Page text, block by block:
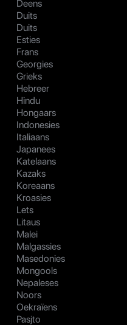
Deens
Duits
Duits
Esties
Frans
Georgies
Grieks
Hebreer
Hindu
Hongaars
Indonesies
Italiaans
Japanees
Katelaans
Kazaks
Koreaans
Kroasies
Lets
Litaus
Malei
Malgassies
Masedonies
Mongools
Nepaleses
Noors
Oekraïens
Pasjto